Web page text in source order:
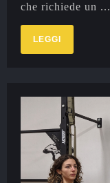
che richiede un ...
LEGGI